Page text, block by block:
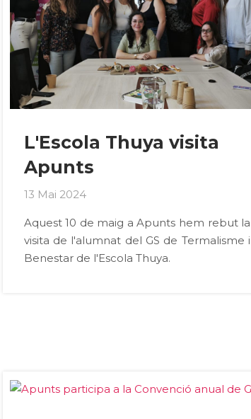
L'Escola Thuya visita
Apunts
13 Mai 2024
Aquest 10 de maig a Apunts hem rebut la
visita de l'alumnat del GS de Termalisme i
Benestar de l'Escola Thuya.